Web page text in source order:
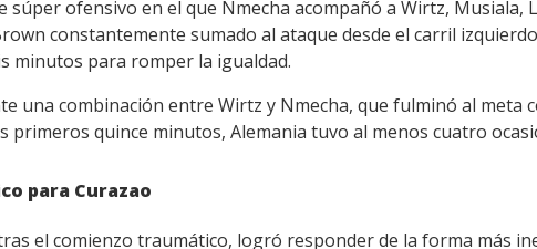
súper ofensivo en el que Nmecha acompañó a Wirtz, Musiala,
constantemente sumado al ataque desde el carril
minutos para romper la igualdad.
una combinación entre Wirtz y Nmecha, que fulminó al meta
primeros quince minutos, Alemania tuvo al menos cuatro
para Curazao
el comienzo traumático, logró responder de la forma más